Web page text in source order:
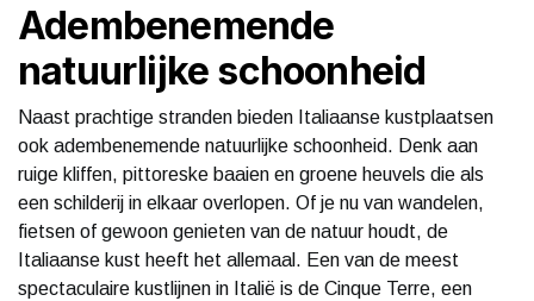
Adembenemende
natuurlijke schoonheid
Naast prachtige stranden bieden Italiaanse kustplaatsen
ook adembenemende natuurlijke schoonheid. Denk aan
ruige kliffen, pittoreske baaien en groene heuvels die als
een schilderij in elkaar overlopen. Of je nu van wandelen,
fietsen of gewoon genieten van de natuur houdt, de
Italiaanse kust heeft het allemaal. Een van de meest
spectaculaire kustlijnen in Italië is de Cinque Terre, een